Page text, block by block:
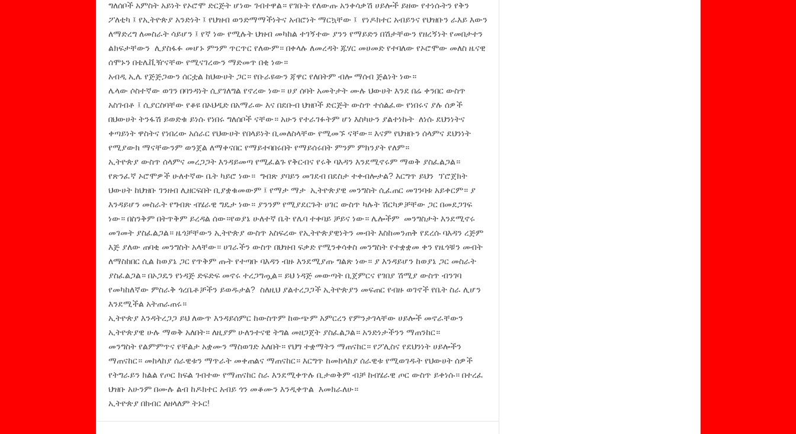
ግለሰቦች አምስት አይነት የኦሮሞ ድርጅት ሆነው ገብተዋል። የገቡት የለውጡ አንቀሳቃሽ ሀይሎች ይዘው የተነሱትን የቅን
ፖለቲካ ፤ የኢትዮጵያ አንድነት ፤ የህዝብ ወንድማማችነትና አብሮነት ማርኳቸው ፤ የነዶክተር አብይንና የህዝቡን ራእይ እውን
ለማድረግ ለመስራት ሳይሆን ፤ የኛ ነው የሚሉት ህዝብ መካከል ተገኝተው ያንን የማይድን በሽታቸውን የዘረኝነት የመበታተን
ልክፍታቸውን ሊያስፋፉ መሆኑ ምንም ጥርጥር የለውም። በቀላሉ ለመረዳት ጁሃር መሀመድ የተባለው የኦሮሞው መለስ ዜናዊ
ሰሞኑን በቴሌቪዥናቸው የሚናገረውን ማድመጥ በቂ ነው።
አብዲ ኢሌ የጅጅጋውን ሰርቷል ከህውሀት ጋር። የቡራዩውን ጃዋር የለበትም ብሎ ማሰብ ጅልነት ነው።
ሌላው ሶስተኛው ወገን በባንዳነት ሲያገለግል የኖረው ነው። ሀያ ሰባት አመትታት ሙሉ ህውሀት እንደ በሬ ቀንበር ውስጥ
አስገብቶ ፤ ሲያርስባቸው የቆዩ በኦህዲድ በአማራው እና በደቡብ ህዝቦች ድርጅት ውስጥ ተሰልፈው የነበሩና ያሉ ሰዎች
በህውሀት ትንፋሽ ይወድቁ ይነሱ የነበሩ ግለሰቦች ናቸው። አሁን የተራገፉትም ሆነ እስካሁን ያልተነኩት ለነሱ ደህንነትና
ቀጣይነት ዋስትና የነበረው አሰራር የህውሀት የበላይነት ቢመለስላቸው የሚመኙ ናቸው። እናም የህዝቡን ሰላምና ደህንነት
የሚያውክ ማናቸውንም ወንጀል ለማቀናበር የማይተባበሩበት የማይሰሩበት ምንም ምክንያት የለም።
ኢትዮጵያ ውስጥ ሰላምና መረጋጋት እንዳይመጣ የሚፈልጉ የቅርብና የሩቅ ባእዳን እንደሚኖሩም ማወቅ ያስፈልጋል።
የጽንፈኛ ኦሮሞዎች ሁለተኛው ቤት ካይሮ ነው። ግብጽ ያባይን መገደብ በደስታ ተቀብሎታል? እርግጥ ይህን ፕሮጀክት
ህውሀት ከህዝቡ ገንዘብ ሊዘርፍበት ቢያቋቁመውም ፤ የማታ ማታ ኢትዮጵያዊ መንግስት ሲፈጠር መገንባቱ አይቀርም። ያ
እንዳይሆን መስራት የግብጽ ብሄራዊ ግዴታ ነው። ያንንም የሚያደርጉት ሀገር ውስጥ ካሉት ሽርካዎቻቸው ጋር በመደጋገፍ
ነው። በስንቅም በትጥቅም ይረዳል ሰው።የወያኔ ሁለተኛ ቤት የሌባ ተቀባይ ቻይና ነው። ሌሎችም መንግስታት እንደሚኖሩ
መገመት ያስፈልጋል። ዜጎቻቸውን ኢትዮጵያ ውስጥ አስፍረው የኢትዮጵያዊነትን መብት እስከመንጠቅ የደረሱ ባእዳን ረጅም
እጅ ያለው ጠባቂ መንግስት አላቸው። ሀገራችን ውስጥ በህዝብ ፍቃድ የሚንቀሳቀስ መንግስት የተቋቋመ ቀን የዜጎቹን መብት
ለማስከበር ሲል ከወያኔ ጋር የጥቅም ጡት የተጣቡ ባእዳን ብዙ እንደሚያጡ ግልጽ ነው። ያ እንዳይሆን ከወያኔ ጋር መስራት
ያስፈልጋል። በኦጋዴን የነዳጅ ድፍድፍ መኖሩ ተረጋግጧል። ይህ ነዳጅ መውጣት ቢጀምርና የገበያ ሽሚያ ውስጥ ብንገባ
የመካከለኛው ምስራቅ ጎረቤቶቻችን ይወዱታል? ስለዚህ ያልተረጋጋች ኢትዮጵያን መፍጠር የብዙ ወገኖች የቤት ስራ ሊሆን
እንደሚችል አትጠራጠሩ።
ኢትዮጵያ እንዳትረጋጋ ይህ ለውጥ እንዳይሰምር ከውስጥም ከውጭም አምርረን የምንታገላቸው ሀይሎች መኖራቸውን
ኢትዮጵያዊ ሁሉ ማወቅ አለበት። ለዚያም ሁለንተናዊ ትግል መዘጋጀት ያስፈልጋል። አንድነታችንን ማጠንከር።
መንግስት የልምምጥና የቸልታ አቋሙን ማስወገድ አለበት። የህግ ተቋማትን ማጠናከር። የፖሊስና የደህንነት ሀይሎችን
ማጠናከር። መከላከያ ሰራዊቱን ማጥራት መቀጠልና ማጠናከር። እርግጥ ከመከላከያ ሰራዊቱ የሚወገዱት የህውሀት ሰዎች
የትግራይን ክልል የጦር ክፍል ገብተው የማጠናከር ስራ እንደሚቀጥሉ ቢታወቅም ብቻ ከብሄራዊ ጦር ውስጥ ይቀነሱ። በተረፈ
ህዝቡ አሁንም በሙሉ ልብ ከዶክተር አብይ ጎን መቆሙን እንዲቀጥል እመክራለሁ።
ኢትዮጵያ በክብር ለዘላለም ትኑር!